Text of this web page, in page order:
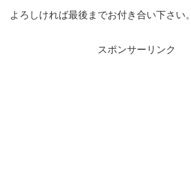
よろしければ最後までお付き合い下さい。
スポンサーリンク